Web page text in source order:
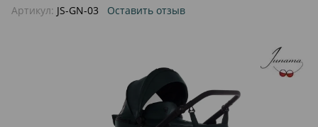
Артикул: JS-GN-03 Оставить отзыв